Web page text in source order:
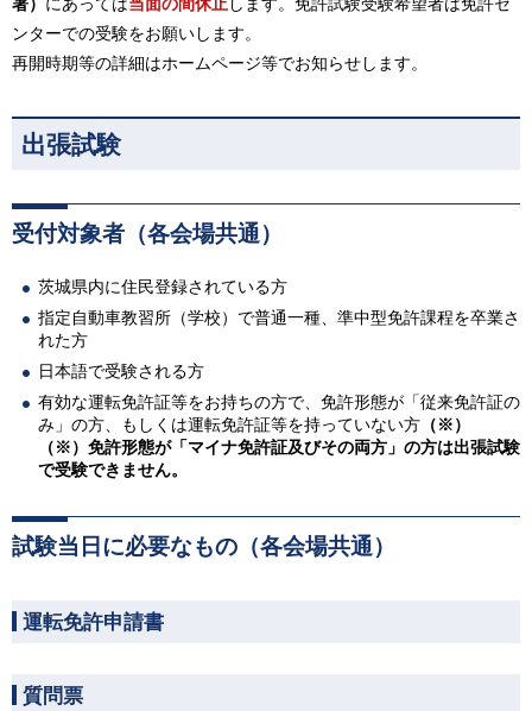
署） にあっては当面の間休止します。免許試験受験希望者は免許セ
ンターでの受験をお願いします。
再開時期等の詳細はホームページ等でお知らせします。
出張試験
受付対象者（各会場共通）
茨城県内に住民登録されている方
指定自動車教習所（学校）で普通一種、準中型免許課程を卒業さ
れた方
日本語で受験される方
有効な運転免許証等をお持ちの方で、免許形態が「従来免許証の
み」の方、もしくは運転免許証等を持っていない方 （※）
（※） 免許形態が「マイナ免許証及びその両方」の方は出張試験
で受験できません。
試験当日に必要なもの（各会場共通）
運転免許申請書
質問票